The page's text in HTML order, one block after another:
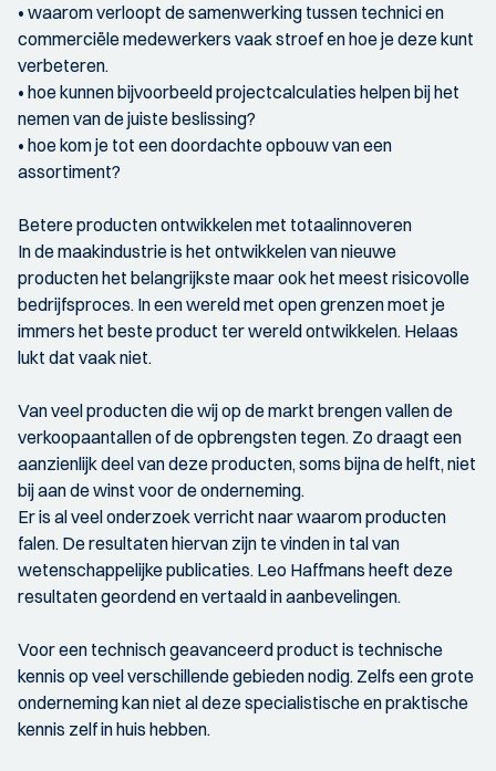
• waarom verloopt de samenwerking tussen technici en
commerciële medewerkers vaak stroef en hoe je deze kunt
verbeteren.
• hoe kunnen bijvoorbeeld projectcalculaties helpen bij het
nemen van de juiste beslissing?
• hoe kom je tot een doordachte opbouw van een
assortiment?
Betere producten ontwikkelen met totaalinnoveren
In de maakindustrie is het ontwikkelen van nieuwe
producten het belangrijkste maar ook het meest risicovolle
bedrijfsproces. In een wereld met open grenzen moet je
immers het beste product ter wereld ontwikkelen. Helaas
lukt dat vaak niet.
Van veel producten die wij op de markt brengen vallen de
verkoopaantallen of de opbrengsten tegen. Zo draagt een
aanzienlijk deel van deze producten, soms bijna de helft, niet
bij aan de winst voor de onderneming.
Er is al veel onderzoek verricht naar waarom producten
falen. De resultaten hiervan zijn te vinden in tal van
wetenschappelijke publicaties. Leo Haffmans heeft deze
resultaten geordend en vertaald in aanbevelingen.
Voor een technisch geavanceerd product is technische
kennis op veel verschillende gebieden nodig. Zelfs een grote
onderneming kan niet al deze specialistische en praktische
kennis zelf in huis hebben.